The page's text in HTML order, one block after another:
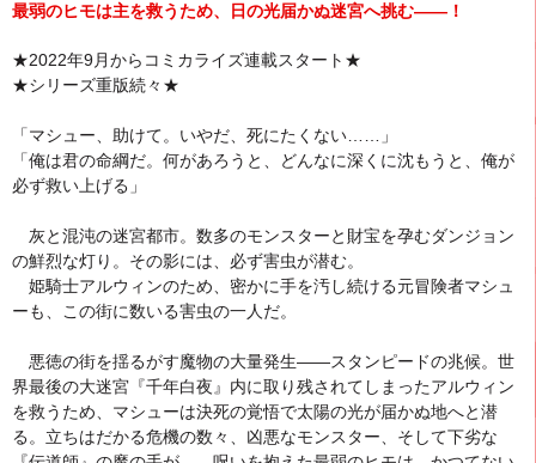
最弱のヒモは主を救うため、日の光届かぬ迷宮へ挑む――！
★2022年9月からコミカライズ連載スタート★
★シリーズ重版続々★
「マシュー、助けて。いやだ、死にたくない……」
「俺は君の命綱だ。何があろうと、どんなに深くに沈もうと、俺が
必ず救い上げる」
灰と混沌の迷宮都市。数多のモンスターと財宝を孕むダンジョン
の鮮烈な灯り。その影には、必ず害虫が潜む。
姫騎士アルウィンのため、密かに手を汚し続ける元冒険者マシュ
ーも、この街に数いる害虫の一人だ。
悪徳の街を揺るがす魔物の大量発生――スタンピードの兆候。世
界最後の大迷宮『千年白夜』内に取り残されてしまったアルウィン
を救うため、マシューは決死の覚悟で太陽の光が届かぬ地へと潜
る。立ちはだかる危機の数々、凶悪なモンスター、そして下劣な